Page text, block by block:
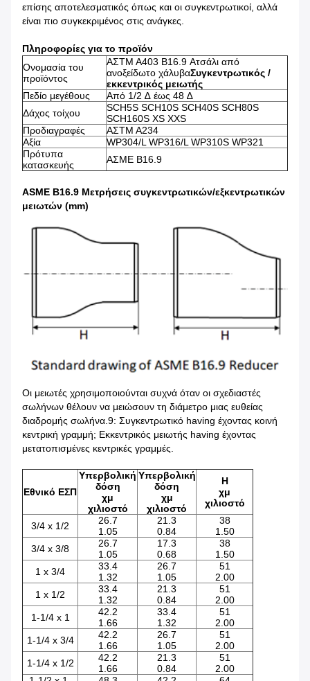
επίσης αποτελεσματικός όπως και οι συγκεντρωτικοί, αλλά
είναι πιο συγκεκριμένος στις ανάγκες.
Πληροφορίες για το προϊόν
Ονομασία του
προϊόντος
ΑΣTM A403 B16.9 Ατσάλι από
ανοξείδωτο χάλυβαΣυγκεντρωτικός /
εκκεντρικός μειωτής
Πεδίο μεγέθους
Από 1/2 ∆ έως 48 ∆
Δάχος τοίχου
SCH5S SCH10S SCH40S SCH80S
SCH160S XS XXS
Προδιαγραφές
ΑΣTM A234
Αξία
WP304/L WP316/L WP310S WP321
Πρότυπα
κατασκευής
ΑΣΜΕ Β16.9
ASME B16.9 Μετρήσεις συγκεντρωτικών/εξκεντρωτικών
μειωτών (mm)
Οι μειωτές χρησιμοποιούνται συχνά όταν οι σχεδιαστές
σωλήνων θέλουν να μειώσουν τη διάμετρο μιας ευθείας
διαδρομής σωλήνα.9: Συγκεντρωτικό having έχοντας κοινή
κεντρική γραμμή; Εκκεντρικός μειωτής having έχοντας
μετατοπισμένες κεντρικές γραμμές.
Εθνικό ΕΣΠ
Υπερβολική
δόση
χμ
χιλιοστό
Υπερβολική
δόση
χμ
χιλιοστό
H
χμ
χιλιοστό
3/4 x 1/2
26.7
1.05
21.3
0.84
38
1.50
3/4 x 3/8
26.7
1.05
17.3
0.68
38
1.50
1 x 3/4
33.4
1.32
26.7
1.05
51
2.00
1 x 1/2
33.4
1.32
21.3
0.84
51
2.00
1-1/4 x 1
42.2
1.66
33.4
1.32
51
2.00
1-1/4 x 3/4
42.2
1.66
26.7
1.05
51
2.00
1-1/4 x 1/2
42.2
1.66
21.3
0.84
51
2.00